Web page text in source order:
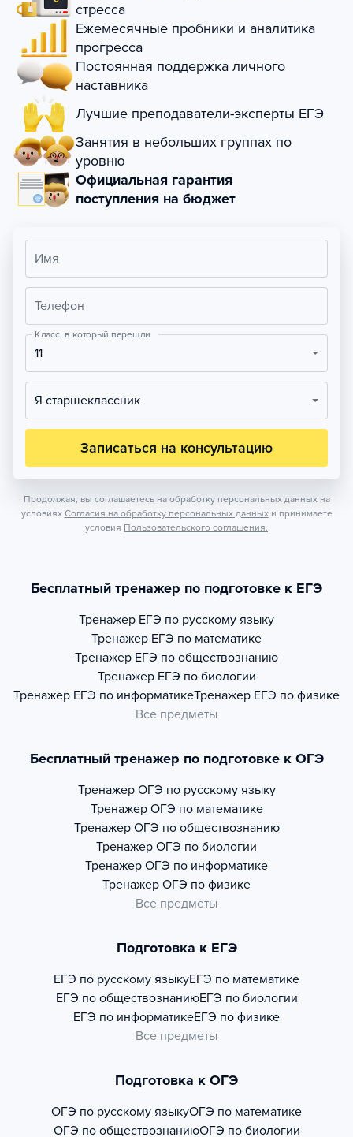
стресса
Ежемесячные пробники и аналитика
прогресса
Постоянная поддержка личного
наставника
Лучшие преподаватели-эксперты ЕГЭ
Занятия в небольших группах по
уровню
Официальная гарантия
поступления на бюджет
Имя
Телефон
Класс, в который перешли
11
Я старшеклассник
Записаться на консультацию
Продолжая, вы соглашаетесь на обработку персональных данных на
условиях Согласия на обработку персональных данных и принимаете
условия Пользовательского соглашения.
Бесплатный тренажер по подготовке к ЕГЭ
Тренажер ЕГЭ по русскому языку
Тренажер ЕГЭ по математике
Тренажер ЕГЭ по обществознанию
Тренажер ЕГЭ по биологии
Тренажер ЕГЭ по информатикеТренажер ЕГЭ по физике
Все предметы
Бесплатный тренажер по подготовке к ОГЭ
Тренажер ОГЭ по русскому языку
Тренажер ОГЭ по математике
Тренажер ОГЭ по обществознанию
Тренажер ОГЭ по биологии
Тренажер ОГЭ по информатике
Тренажер ОГЭ по физике
Все предметы
Подготовка к ЕГЭ
ЕГЭ по русскому языкуЕГЭ по математике
ЕГЭ по обществознаниюЕГЭ по биологии
ЕГЭ по информатикеЕГЭ по физике
Все предметы
Подготовка к ОГЭ
ОГЭ по русскому языкуОГЭ по математике
ОГЭ по обществознаниюОГЭ по биологии